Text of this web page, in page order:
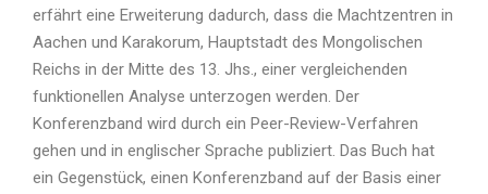
erfährt eine Erweiterung dadurch, dass die Machtzentren in
Aachen und Karakorum, Hauptstadt des Mongolischen
Reichs in der Mitte des 13. Jhs., einer vergleichenden
funktionellen Analyse unterzogen werden. Der
Konferenzband wird durch ein Peer-Review-Verfahren
gehen und in englischer Sprache publiziert. Das Buch hat
ein Gegenstück, einen Konferenzband auf der Basis einer